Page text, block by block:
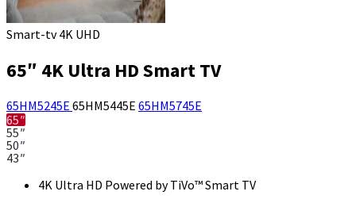
Smart-tv 4K UHD
65″ 4K Ultra HD Smart TV
65HM5245E 65HM5445E 65HM5745E
65″
55″
50″
43″
4K Ultra HD Powered by TiVo™ Smart TV